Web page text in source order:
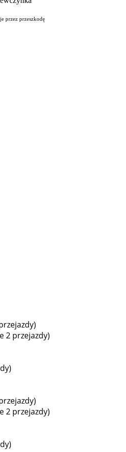
przez przeszkodę
2 przejazdy)
2 przejazdy)